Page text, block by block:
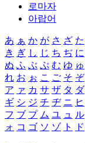
로마자
아랍어
あ ぁ か が さ ざ た
き ぎ し じ ち ぢ に
ぬ ふ ぶ ぷ む ゆ ゅ
れ お ぉ こ ご そ ぞ
ア ァ カ サ ザ タ ダ
ギ シ ジ チ ヂ ニ ヒ
フ ブ プ ム ユ ュ ル
ォ コ ゴ ソ ゾ ト ド